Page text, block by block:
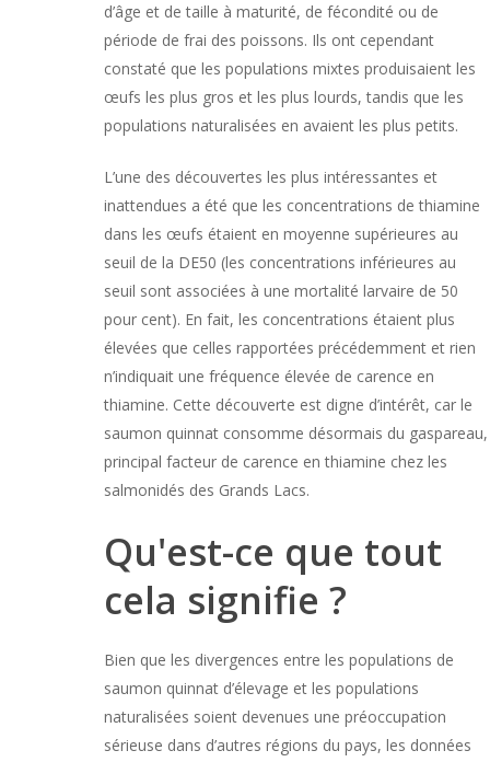
d’âge et de taille à maturité, de fécondité ou de
période de frai des poissons. Ils ont cependant
constaté que les populations mixtes produisaient les
œufs les plus gros et les plus lourds, tandis que les
populations naturalisées en avaient les plus petits.
L’une des découvertes les plus intéressantes et
inattendues a été que les concentrations de thiamine
dans les œufs étaient en moyenne supérieures au
seuil de la DE50 (les concentrations inférieures au
seuil sont associées à une mortalité larvaire de 50
pour cent). En fait, les concentrations étaient plus
élevées que celles rapportées précédemment et rien
n’indiquait une fréquence élevée de carence en
thiamine. Cette découverte est digne d’intérêt, car le
saumon quinnat consomme désormais du gaspareau,
principal facteur de carence en thiamine chez les
salmonidés des Grands Lacs.
Qu'est-ce que tout
cela signifie ?
Bien que les divergences entre les populations de
saumon quinnat d’élevage et les populations
naturalisées soient devenues une préoccupation
sérieuse dans d’autres régions du pays, les données